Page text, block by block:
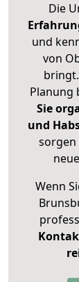
Die
und
von
Planung
Sie
und
sorgen
Wenn